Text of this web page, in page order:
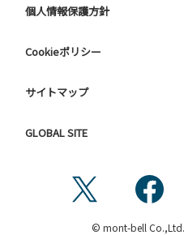
個人情報保護方針
Cookieポリシー
サイトマップ
GLOBAL SITE
© mont-bell Co.,Ltd.